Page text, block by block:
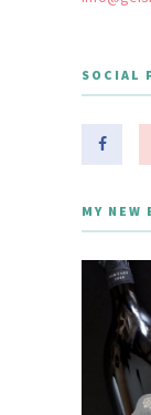
SOCIAL
MY